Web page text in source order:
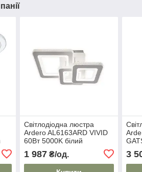
Світлодіодна люстра
Ardero AL6163ARD VIVID
60Вт 5000K білий
1 987₴/од. 3